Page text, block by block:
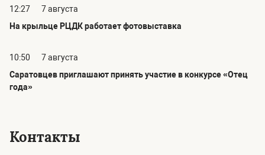
12:27
7 августа
На крыльце РЦДК работает фотовыставка
10:50
7 августа
Саратовцев приглашают принять участие в конкурсе «Отец
года»
Контакты